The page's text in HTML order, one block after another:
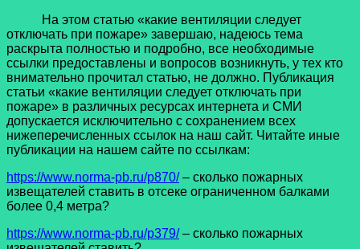
На этом статью «какие вентиляции следует
отключать при пожаре» завершаю, надеюсь тема
раскрыта полностью и подробно, все необходимые
ссылки предоставлены и вопросов возникнуть, у тех кто
внимательно прочитал статью, не должно. Публикация
статьи «какие вентиляции следует отключать при
пожаре» в различных ресурсах интернета и СМИ
допускается исключительно с сохранением всех
нижеперечисленных ссылок на наш сайт. Читайте иные
публикации на нашем сайте по ссылкам:
https://www.norma-pb.ru/p870/– сколько пожарных
извещателей ставить в отсеке ограниченном балками
более 0,4 метра?
https://www.norma-pb.ru/p379/– сколько пожарных